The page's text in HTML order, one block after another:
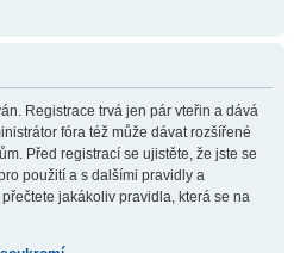
Registrace trvá jen pár vteřin a dává
fóra též může dávat rozšířené
Před registrací se ujistěte, že jste se
použití a s dalšími pravidly a
jakákoliv pravidla, která se na